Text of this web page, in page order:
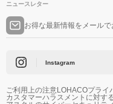
ニュースレター
お得な最新情報をメール
Instagram
ご利用上の注意LOHACOプライ
カスタマーハラスメントに対す